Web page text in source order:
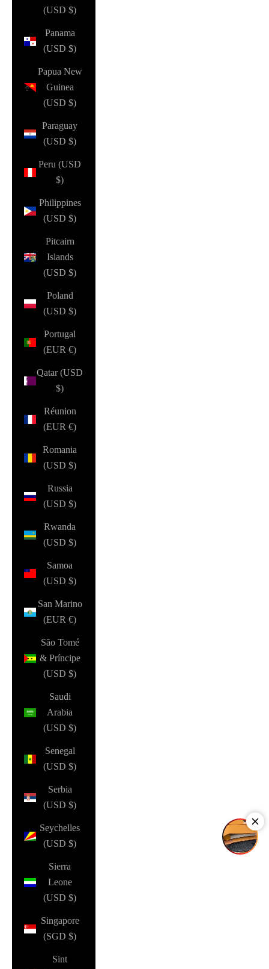
(USD $)
Panama
(USD $)
Papua New
Guinea
(USD $)
Paraguay
(USD $)
Peru (USD
$)
Philippines
(USD $)
Pitcairn
Islands
(USD $)
Poland
(USD $)
Portugal
(EUR €)
Qatar (USD
$)
Réunion
(EUR €)
Romania
(USD $)
Russia
(USD $)
Rwanda
(USD $)
Samoa
(USD $)
San Marino
(EUR €)
São Tomé
& Príncipe
(USD $)
Saudi
Arabia
(USD $)
Senegal
(USD $)
Serbia
(USD $)
Seychelles
(USD $)
Sierra
Leone
(USD $)
Singapore
(SGD $)
Sint